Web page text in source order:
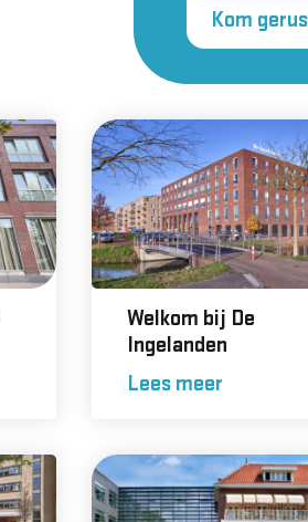
Kom
Welkom bij De
Ingelanden
Lees meer